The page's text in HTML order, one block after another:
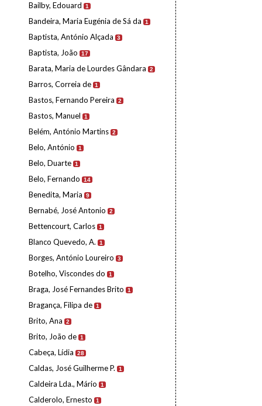
Bailby, Edouard 1
Bandeira, Maria Eugénia de Sá da 1
Baptista, António Alçada 3
Baptista, João 17
Barata, Maria de Lourdes Gândara 2
Barros, Correia de 1
Bastos, Fernando Pereira 2
Bastos, Manuel 1
Belém, António Martins 2
Belo, António 1
Belo, Duarte 1
Belo, Fernando 14
Benedita, Maria 9
Bernabé, José Antonio 2
Bettencourt, Carlos 1
Blanco Quevedo, A. 1
Borges, António Loureiro 3
Botelho, Viscondes do 1
Braga, José Fernandes Brito 1
Bragança, Filipa de 1
Brito, Ana 2
Brito, João de 1
Cabeça, Lídia 28
Caldas, José Guilherme P. 1
Caldeira Lda., Mário 1
Calderolo, Ernesto 1